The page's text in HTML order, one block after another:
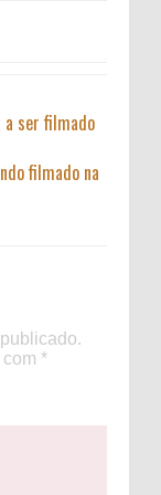
a ser filmado
filmado na
*